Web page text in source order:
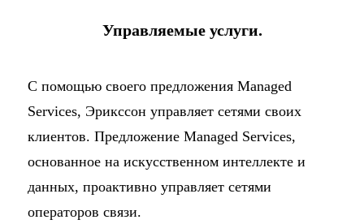
Управляемые услуги.
С помощью своего предложения Managed
Services, Эрикссон управляет сетями своих
клиентов. Предложение Managed Services,
основанное на искусственном интеллекте и
данных, проактивно управляет сетями
операторов связи.